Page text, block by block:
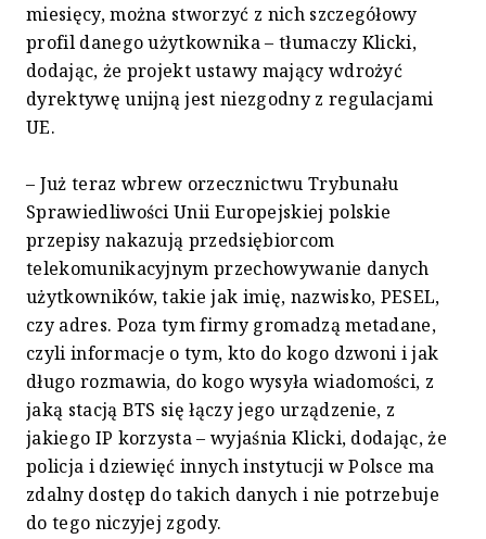
miesięcy, można stworzyć z nich szczegółowy
profil danego użytkownika – tłumaczy Klicki,
dodając, że projekt ustawy mający wdrożyć
dyrektywę unijną jest niezgodny z regulacjami
UE.
– Już teraz wbrew orzecznictwu Trybunału
Sprawiedliwości Unii Europejskiej polskie
przepisy nakazują przedsiębiorcom
telekomunikacyjnym przechowywanie danych
użytkowników, takie jak imię, nazwisko, PESEL,
czy adres. Poza tym firmy gromadzą metadane,
czyli informacje o tym, kto do kogo dzwoni i jak
długo rozmawia, do kogo wysyła wiadomości, z
jaką stacją BTS się łączy jego urządzenie, z
jakiego IP korzysta – wyjaśnia Klicki, dodając, że
policja i dziewięć innych instytucji w Polsce ma
zdalny dostęp do takich danych i nie potrzebuje
do tego niczyjej zgody.